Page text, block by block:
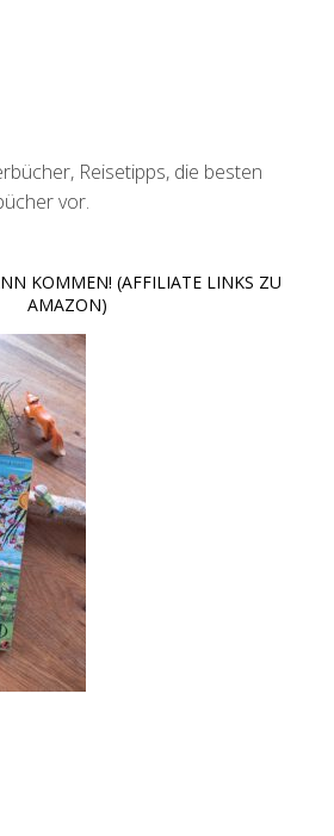
Reisetipps, die besten
vor.
KOMMEN! (AFFILIATE LINKS ZU
AMAZON)